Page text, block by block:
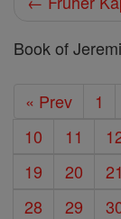
Book of
« Prev 1
10
11
19
20 21
28
29